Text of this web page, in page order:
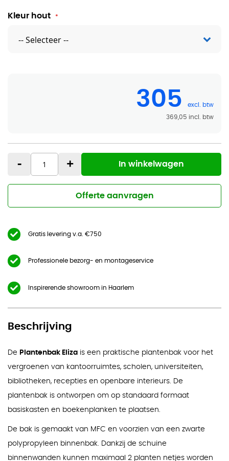
Kleur hout
305
369,05
- + In winkelwagen
Offerte aanvragen
Gratis levering v.a. €750
Professionele bezorg- en montageservice
Inspirerende showroom in Haarlem
Beschrijving
De Plantenbak Eliza is een praktische plantenbak voor het
vergroenen van kantoorruimtes, scholen, universiteiten,
bibliotheken, recepties en openbare interieurs. De
plantenbak is ontworpen om op standaard formaat
basiskasten en boekenplanken te plaatsen.
De bak is gemaakt van MFC en voorzien van een zwarte
polypropyleen binnenbak. Dankzij de schuine
binnenwanden kunnen maximaal 2 planten netjes worden